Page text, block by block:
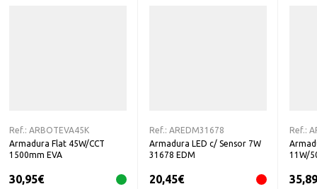
Ref.: ARBOTEVA45K
Armadura Flat 45W/CCT
1500mm EVA
30,95€
Ref.: AREDM31678
Armadura LED c/ Sensor 7W
31678 EDM
20,45€
Ref.:
11W/
35,89